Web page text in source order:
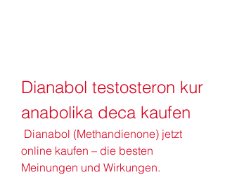
Dianabol testosteron kur
anabolika deca kaufen
online kaufen – die besten
Meinungen und Wirkungen.